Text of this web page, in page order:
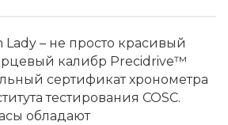
– не просто красивый
калибр Precidrive™
сертификат хронометра
тестирования COSC.
обладают